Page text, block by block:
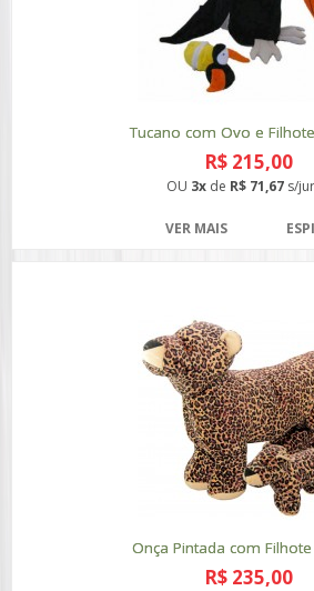
Tucano com Ovo e
R$ 215,00
OU 3x de R$ 71,67 s/
VER MAIS
Onça Pintada com Filhote
R$ 235,00